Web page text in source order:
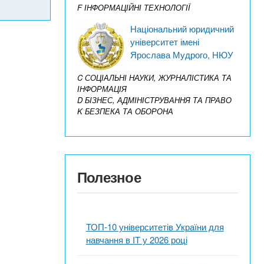
F ІНФОРМАЦІЙНІ ТЕХНОЛОГІЇ
Національний юридичний
університет імені
Ярослава Мудрого, НЮУ
C СОЦІАЛЬНІ НАУКИ, ЖУРНАЛІСТИКА ТА
ІНФОРМАЦІЯ
D БІЗНЕС, АДМІНІСТРУВАННЯ ТА ПРАВО
K БЕЗПЕКА ТА ОБОРОНА
Полезное
ТОП-10 університетів України для
навчання в ІТ у 2026 році